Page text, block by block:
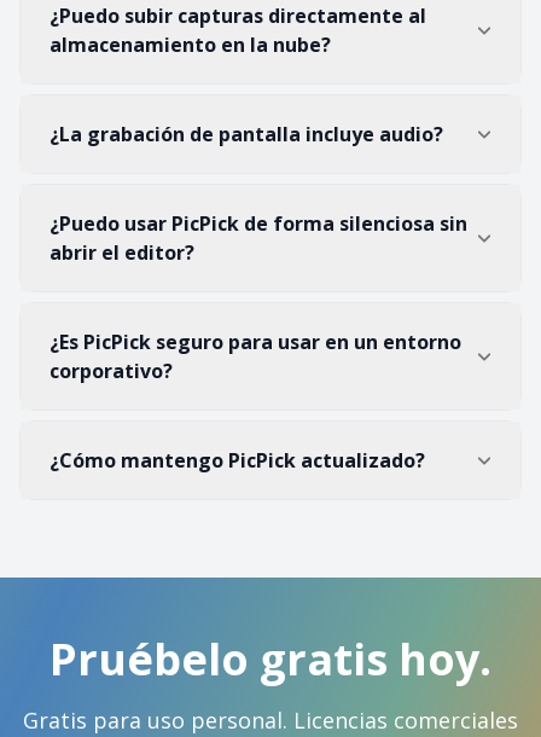
¿Puedo subir capturas directamente al
almacenamiento en la nube?
¿La grabación de pantalla incluye audio?
¿Puedo usar PicPick de forma silenciosa sin
abrir el editor?
¿Es PicPick seguro para usar en un entorno
corporativo?
¿Cómo mantengo PicPick actualizado?
Pruébelo gratis hoy.
Gratis para uso personal. Licencias comerciales